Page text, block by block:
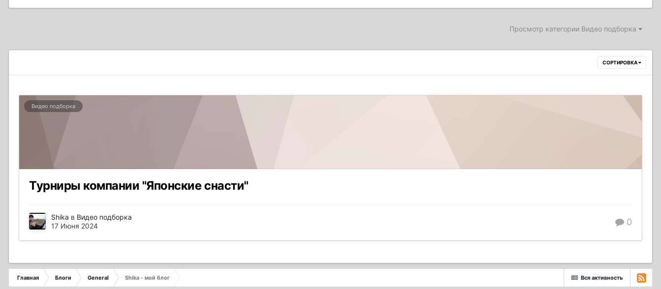
Просмотр категории Видео подборка
СОРТИРОВКА
Видео подборка
Турниры компании "Японские снасти"
Shika в Видео подборка
17 Июня 2024
0
Вся активность
Главная Блоги General Shika - мой блог